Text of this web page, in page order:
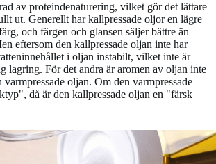
av proteindenaturering, vilket gör det lättare
ut. Generellt har kallpressade oljor en lägre
och färgen och glansen säljer bättre än
eftersom den kallpressade oljan inte har
i oljan instabilt, vilket inte är
lagring. För det andra är aromen av oljan inte
oljan. Om den varmpressade
då är den kallpressade oljan en "färsk